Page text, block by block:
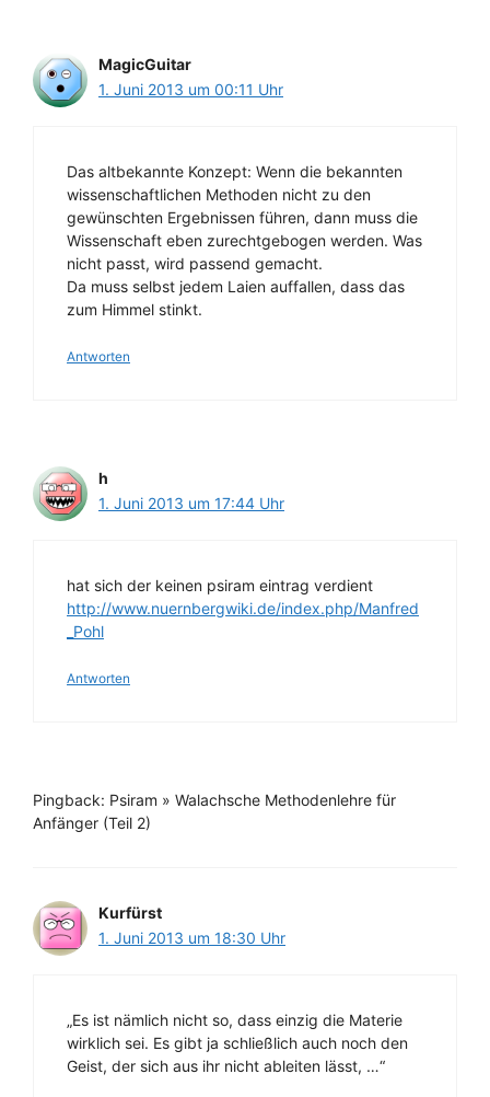
MagicGuitar
1. Juni 2013 um 00:11 Uhr
Das altbekannte Konzept: Wenn die bekannten
wissenschaftlichen Methoden nicht zu den
gewünschten Ergebnissen führen, dann muss die
Wissenschaft eben zurechtgebogen werden. Was
nicht passt, wird passend gemacht.
Da muss selbst jedem Laien auffallen, dass das
zum Himmel stinkt.
Antworten
h
1. Juni 2013 um 17:44 Uhr
hat sich der keinen psiram eintrag verdient
http://www.nuernbergwiki.de/index.php/Manfred
_Pohl
Antworten
Pingback: Psiram » Walachsche Methodenlehre für
Anfänger (Teil 2)
Kurfürst
1. Juni 2013 um 18:30 Uhr
„Es ist nämlich nicht so, dass einzig die Materie
wirklich sei. Es gibt ja schließlich auch noch den
Geist, der sich aus ihr nicht ableiten lässt, …“